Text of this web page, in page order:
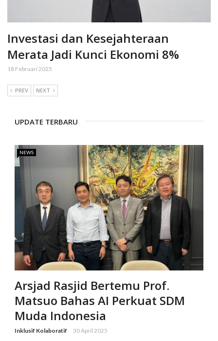
Investasi dan Kesejahteraan
Merata Jadi Kunci Ekonomi 8%
18 Februari 2025
PREV NEXT
UPDATE TERBARU
NEWS
Arsjad Rasjid Bertemu Prof.
Matsuo Bahas AI Perkuat SDM
Muda Indonesia
Inklusif Kolaboratif 30 April 2025